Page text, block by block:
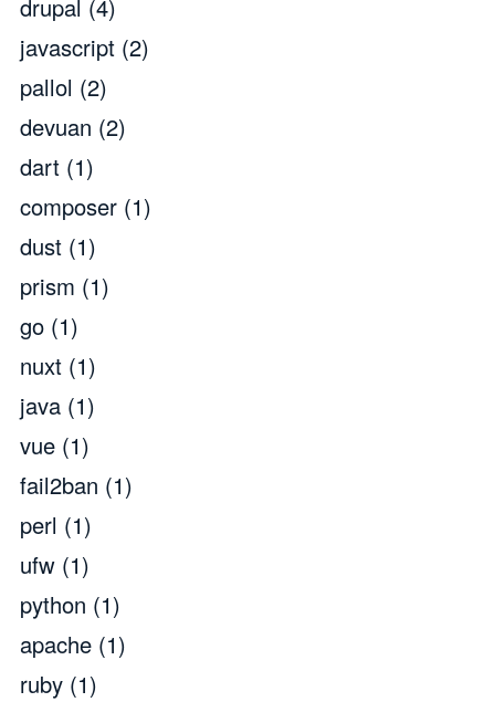
drupal (4)
javascript (2)
pallol (2)
devuan (2)
dart (1)
composer (1)
dust (1)
prism (1)
go (1)
nuxt (1)
java (1)
vue (1)
fail2ban (1)
perl (1)
ufw (1)
python (1)
apache (1)
ruby (1)